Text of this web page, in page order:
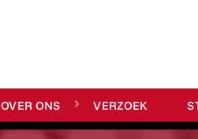
OVER ONS VERZOEK